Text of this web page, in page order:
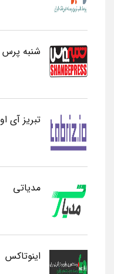
شنبه پرس
تبریز آی او
مدیاتی
اینوتاکس